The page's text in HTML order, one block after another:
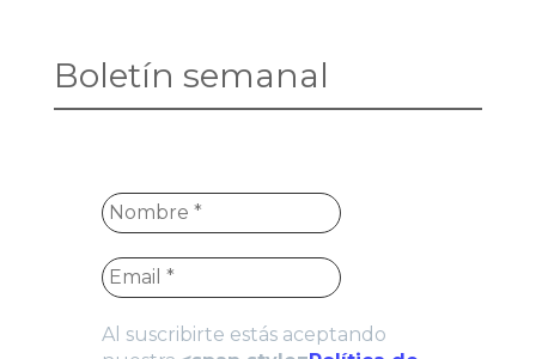
Boletín semanal
Al suscribirte estás aceptando